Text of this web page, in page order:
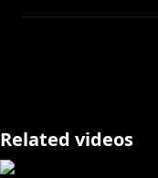
━‥‥・
https://
/join
Related videos